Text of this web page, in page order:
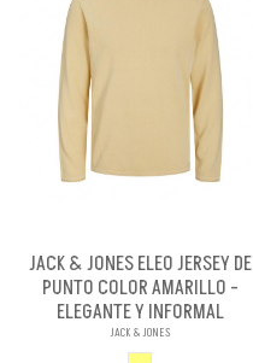
JACK & JONES ELEO JERSEY DE
PUNTO COLOR AMARILLO -
ELEGANTE Y INFORMAL
JACK & JONES